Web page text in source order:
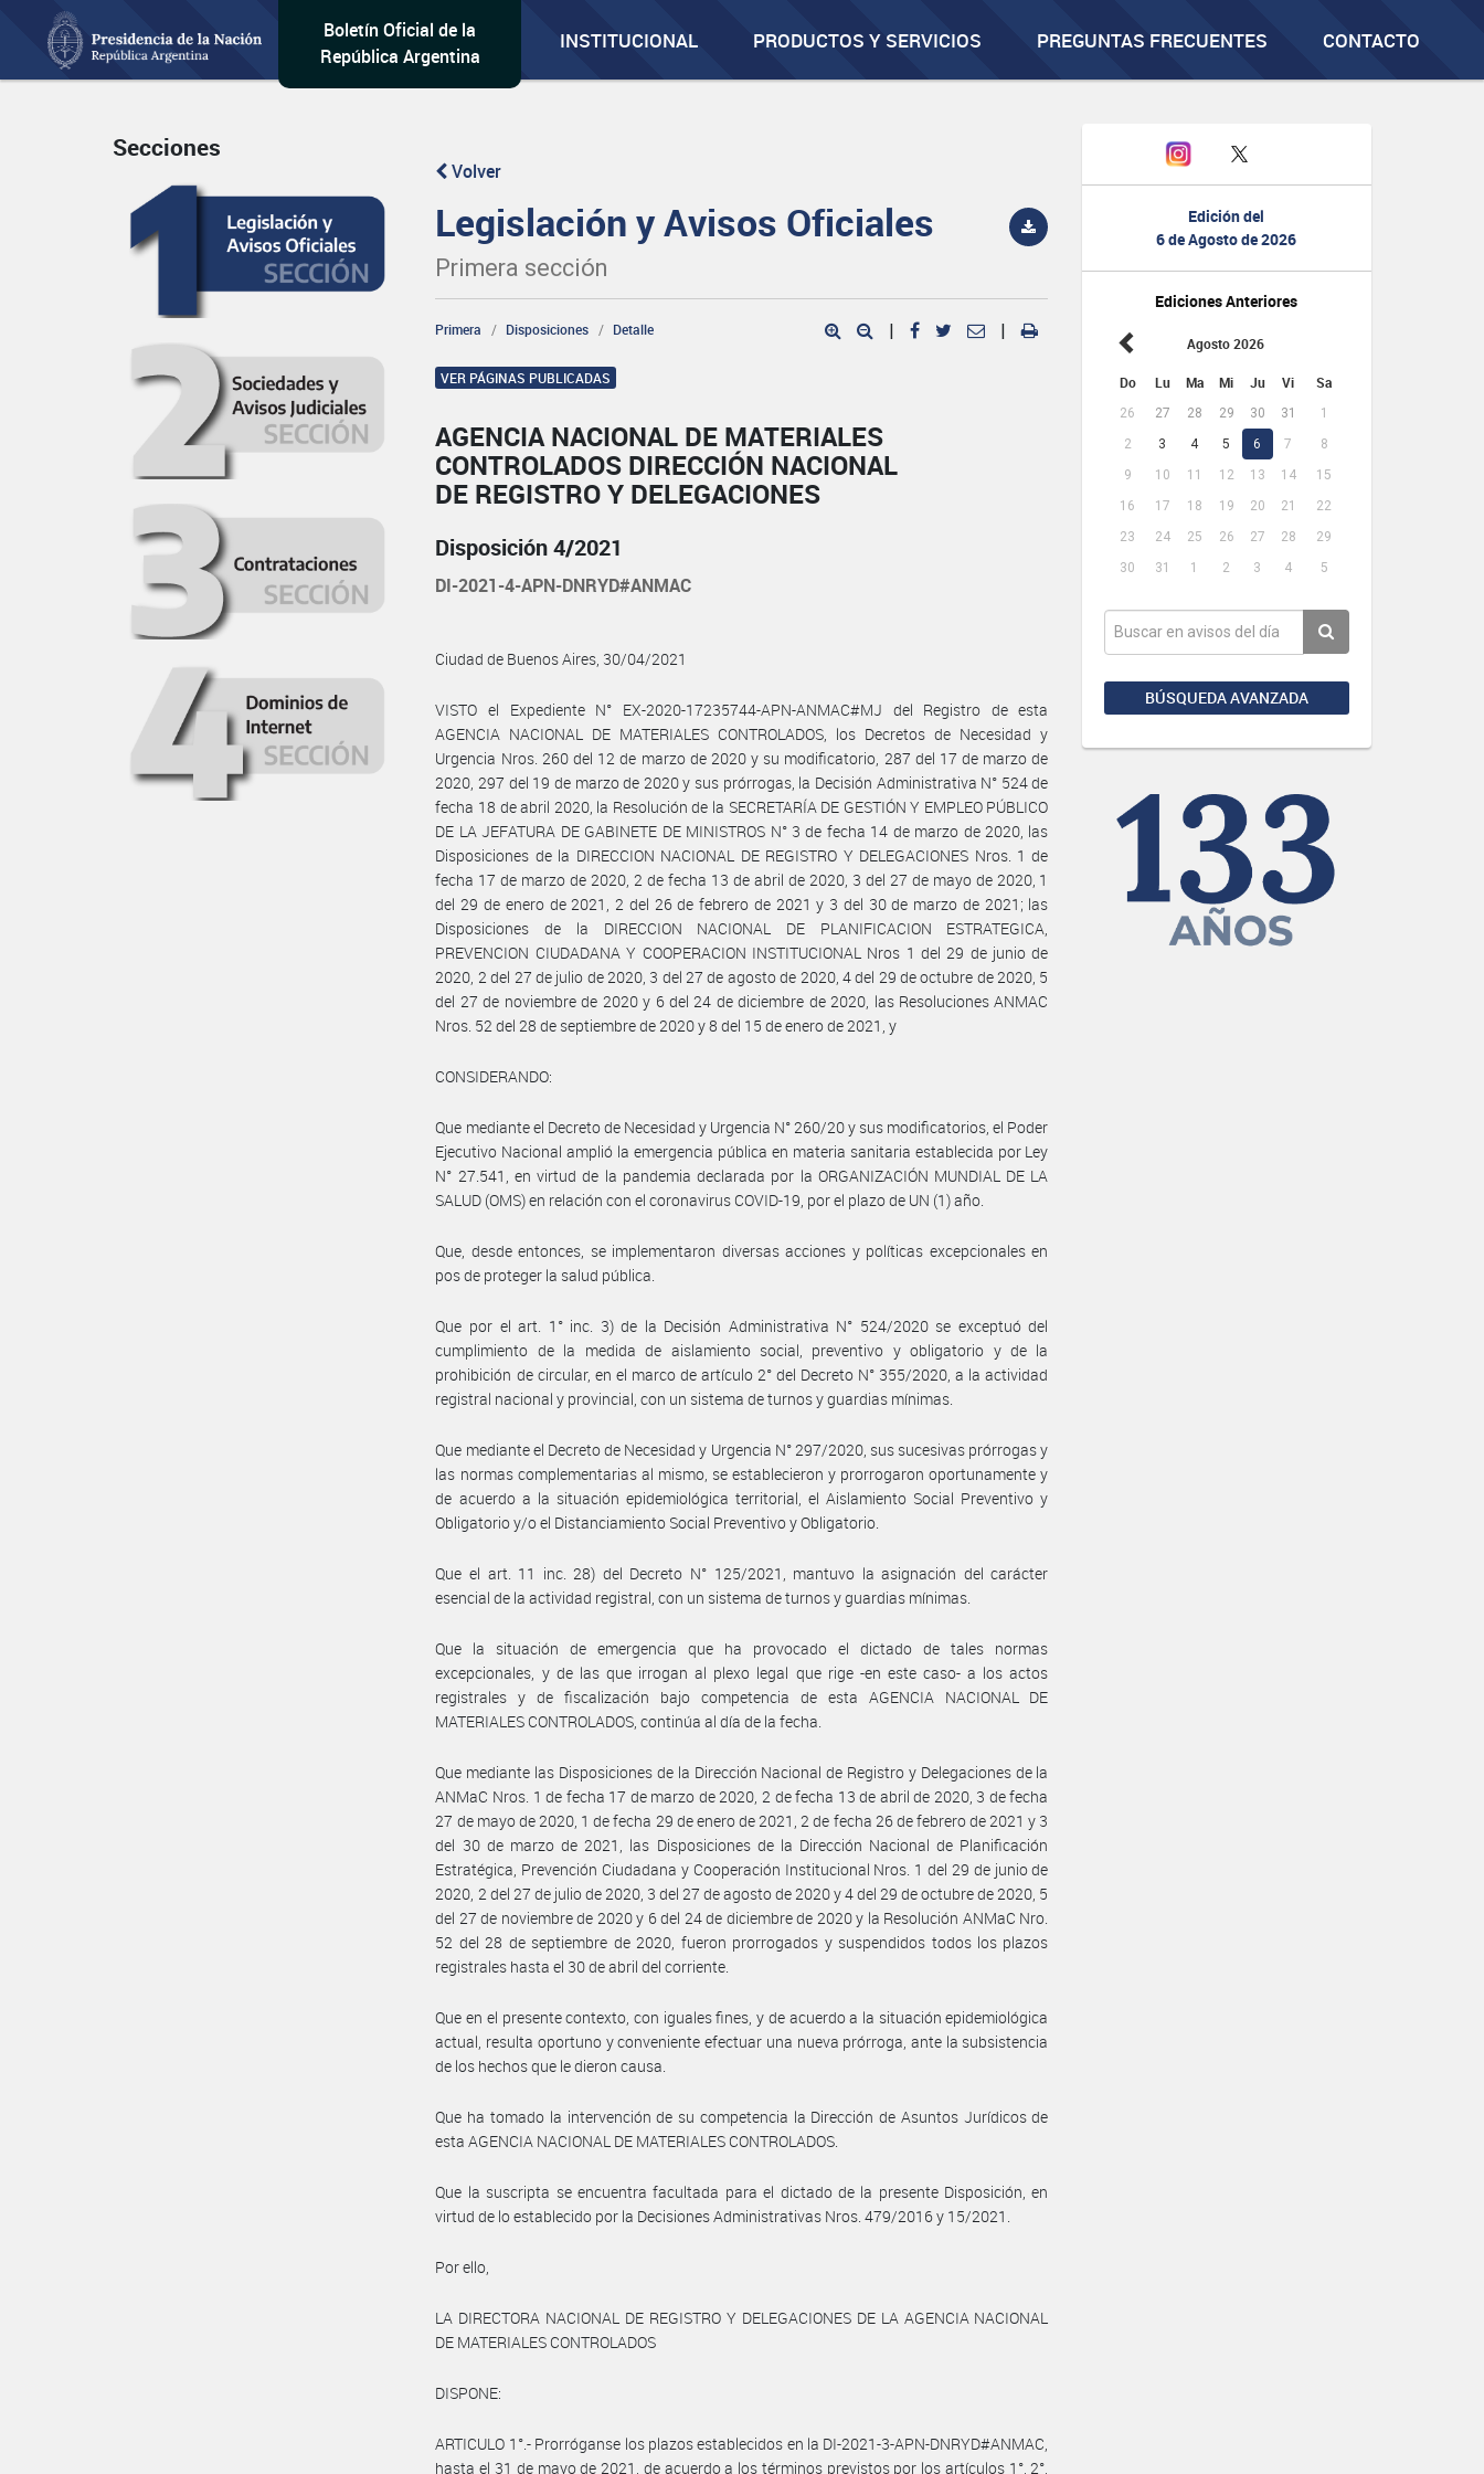
Boletín Oficial de la
República Argentina
INSTITUCIONAL PRODUCTOS Y SERVICIOS PREGUNTAS FRECUENTES CONTACTO
Edición del
6 de Agosto de 2026
Ediciones Anteriores
Agosto 2026
Do Lu Ma Mi Ju Vi Sa
26 27 28 29 30 31
1
2
3 4 5 6 7
8
9
10 11 12 13 14
15
16
17 18 19 20 21
22
23
24 25 26 27 28
29
30
31 1 2 3 4 5
BÚSQUEDA AVANZADA
Secciones
Volver
Legislación y Avisos Oficiales
Primera sección
Primera Disposiciones Detalle | |
VER PÁGINAS PUBLICADAS
AGENCIA NACIONAL DE MATERIALES
CONTROLADOS DIRECCIÓN NACIONAL
DE REGISTRO Y DELEGACIONES
Disposición 4/2021
DI-2021-4-APN-DNRYD#ANMAC
Ciudad de Buenos Aires, 30/04/2021
VISTO el Expediente N° EX-2020-17235744-APN-ANMAC#MJ del Registro de esta
AGENCIA NACIONAL DE MATERIALES CONTROLADOS, los Decretos de Necesidad y
Urgencia Nros. 260 del 12 de marzo de 2020 y su modificatorio, 287 del 17 de marzo de
2020, 297 del 19 de marzo de 2020 y sus prórrogas, la Decisión Administrativa N° 524 de
fecha 18 de abril 2020, la Resolución de la SECRETARÍA DE GESTIÓN Y EMPLEO PÚBLICO
DE LA JEFATURA DE GABINETE DE MINISTROS N° 3 de fecha 14 de marzo de 2020, las
Disposiciones de la DIRECCION NACIONAL DE REGISTRO Y DELEGACIONES Nros. 1 de
fecha 17 de marzo de 2020, 2 de fecha 13 de abril de 2020, 3 del 27 de mayo de 2020, 1
del 29 de enero de 2021, 2 del 26 de febrero de 2021 y 3 del 30 de marzo de 2021; las
Disposiciones de la DIRECCION NACIONAL DE PLANIFICACION ESTRATEGICA,
PREVENCION CIUDADANA Y COOPERACION INSTITUCIONAL Nros 1 del 29 de junio de
2020, 2 del 27 de julio de 2020, 3 del 27 de agosto de 2020, 4 del 29 de octubre de 2020, 5
del 27 de noviembre de 2020 y 6 del 24 de diciembre de 2020, las Resoluciones ANMAC
Nros. 52 del 28 de septiembre de 2020 y 8 del 15 de enero de 2021, y
CONSIDERANDO:
Que mediante el Decreto de Necesidad y Urgencia N° 260/20 y sus modificatorios, el Poder
Ejecutivo Nacional amplió la emergencia pública en materia sanitaria establecida por Ley
N° 27.541, en virtud de la pandemia declarada por la ORGANIZACIÓN MUNDIAL DE LA
SALUD (OMS) en relación con el coronavirus COVID-19, por el plazo de UN (1) año.
Que, desde entonces, se implementaron diversas acciones y políticas excepcionales en
pos de proteger la salud pública.
Que por el art. 1° inc. 3) de la Decisión Administrativa N° 524/2020 se exceptuó del
cumplimiento de la medida de aislamiento social, preventivo y obligatorio y de la
prohibición de circular, en el marco de artículo 2° del Decreto N° 355/2020, a la actividad
registral nacional y provincial, con un sistema de turnos y guardias mínimas.
Que mediante el Decreto de Necesidad y Urgencia N° 297/2020, sus sucesivas prórrogas y
las normas complementarias al mismo, se establecieron y prorrogaron oportunamente y
de acuerdo a la situación epidemiológica territorial, el Aislamiento Social Preventivo y
Obligatorio y/o el Distanciamiento Social Preventivo y Obligatorio.
Que el art. 11 inc. 28) del Decreto N° 125/2021, mantuvo la asignación del carácter
esencial de la actividad registral, con un sistema de turnos y guardias mínimas.
Que la situación de emergencia que ha provocado el dictado de tales normas
excepcionales, y de las que irrogan al plexo legal que rige -en este caso- a los actos
registrales y de fiscalización bajo competencia de esta AGENCIA NACIONAL DE
MATERIALES CONTROLADOS, continúa al día de la fecha.
Que mediante las Disposiciones de la Dirección Nacional de Registro y Delegaciones de la
ANMaC Nros. 1 de fecha 17 de marzo de 2020, 2 de fecha 13 de abril de 2020, 3 de fecha
27 de mayo de 2020, 1 de fecha 29 de enero de 2021, 2 de fecha 26 de febrero de 2021 y 3
del 30 de marzo de 2021, las Disposiciones de la Dirección Nacional de Planificación
Estratégica, Prevención Ciudadana y Cooperación Institucional Nros. 1 del 29 de junio de
2020, 2 del 27 de julio de 2020, 3 del 27 de agosto de 2020 y 4 del 29 de octubre de 2020, 5
del 27 de noviembre de 2020 y 6 del 24 de diciembre de 2020 y la Resolución ANMaC Nro.
52 del 28 de septiembre de 2020, fueron prorrogados y suspendidos todos los plazos
registrales hasta el 30 de abril del corriente.
Que en el presente contexto, con iguales fines, y de acuerdo a la situación epidemiológica
actual, resulta oportuno y conveniente efectuar una nueva prórroga, ante la subsistencia
de los hechos que le dieron causa.
Que ha tomado la intervención de su competencia la Dirección de Asuntos Jurídicos de
esta AGENCIA NACIONAL DE MATERIALES CONTROLADOS.
Que la suscripta se encuentra facultada para el dictado de la presente Disposición, en
virtud de lo establecido por la Decisiones Administrativas Nros. 479/2016 y 15/2021.
Por ello,
LA DIRECTORA NACIONAL DE REGISTRO Y DELEGACIONES DE LA AGENCIA NACIONAL
DE MATERIALES CONTROLADOS
DISPONE:
ARTICULO 1°.- Prorróganse los plazos establecidos en la DI-2021-3-APN-DNRYD#ANMAC,
hasta el 31 de mayo de 2021, de acuerdo a los términos previstos por los artículos 1°, 2°,